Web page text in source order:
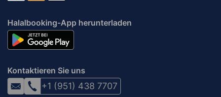
Halalbooking-App herunterladen
Kontaktieren Sie uns
+1 (951) 438 7707